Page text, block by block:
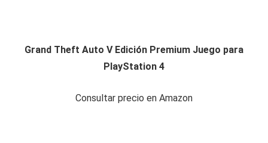
Grand Theft Auto V Edición Premium Juego para
PlayStation 4
Consultar precio en Amazon